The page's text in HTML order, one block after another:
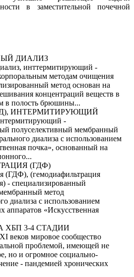
в заместительной почечной
ДИАЛИЗ
инттермитирующий -
методам очищения
метод основан на
концентраций веществ в
в полость брюшины...
ИНТЕРМИТИРУЮЩИЙ
-
полуселективный мембранный
диализа с использованием
почка», основанный на
(ГДФ)
(ГДФ), (гемодиафильтрация
- специализированный
метод
диализа с использованием
«Искусственная
3-4 СТАДИИ
веков мировое сообщество
проблемой, имеющей не
но и огромное социально-
- пандемией хронических